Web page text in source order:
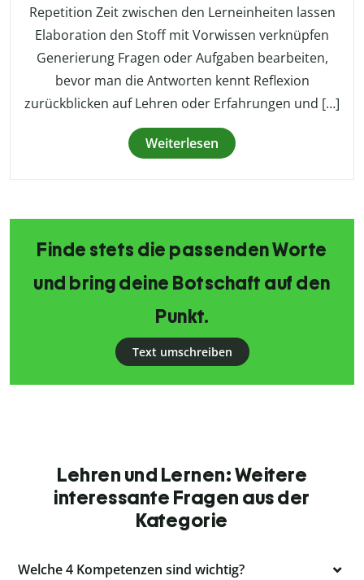
Repetition Zeit zwischen den Lerneinheiten lassen
Elaboration den Stoff mit Vorwissen verknüpfen
Generierung Fragen oder Aufgaben bearbeiten,
bevor man die Antworten kennt Reflexion
zurückblicken auf Lehren oder Erfahrungen und […]
Weiterlesen
Finde stets die passenden Worte
und bring deine Botschaft auf den
Punkt.
Text umschreiben
Lehren und Lernen: Weitere
interessante Fragen aus der
Kategorie
Welche 4 Kompetenzen sind wichtig?